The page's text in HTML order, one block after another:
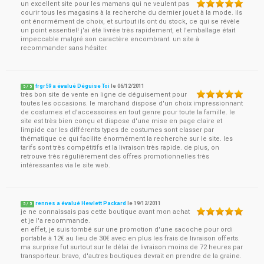
un excellent site pour les mamans qui ne veulent pas
courir tous les magasins à la recherche du dernier jouet à la mode. ils
ont énormément de choix, et surtout ils ont du stock, ce qui se révèle
un point essentiel! j'ai été livrée très rapidement, et l'emballage était
impeccable malgré son caractère encombrant. un site à
recommander sans hésiter.
5 / 5 frgr59 a évalué Déguise Toi le06/12/2011
très bon site de vente en ligne de déguisement pour
toutes les occasions. le marchand dispose d'un choix impressionnant
de costumes et d'accessoires en tout genre pour toute la famille. le
site est très bien conçu et dispose d'une mise en page claire et
limpide car les différents types de costumes sont classer par
thématique ce qui facilite énormément la recherche sur le site. les
tarifs sont très compétitifs et la livraison très rapide. de plus, on
retrouve très régulièrement des offres promotionnelles très
intéressantes via le site web.
5 / 5 rennes a évalué Hewlett Packard le19/12/2011
je ne connaissais pas cette boutique avant mon achat
et je l'a recommande.
en effet, je suis tombé sur une promotion d'une sacoche pour ordi
portable à 12€ au lieu de 30€ avec en plus les frais de livraison offerts.
ma surprise fut surtout sur le délai de livraison moins de 72 heures par
transporteur. bravo, d'autres boutiques devrait en prendre de la graine.